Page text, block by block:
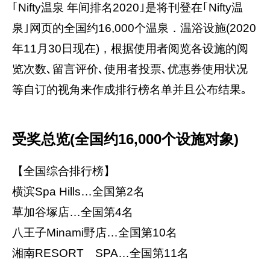
｢Nifty温泉 年间排名2020｣是将刊登在｢Nifty温
泉｣网页的全国约16,000个温泉．温浴设施(2020
年11月30日现在)，根据使用者阅览各设施的阅
览次数､留言评价､使用者投票､优惠券使用状况
等自订的视角来作成排行榜名单并且公布结果｡
受奖总览(全国约16,000个设施对象)
【全国综合排行榜】
横滨Spa Hills…全国第2名
草加谷塚店…全国第4名
八王子Minami野店…全国第10名
湘南RESORT SPA…全国第11名